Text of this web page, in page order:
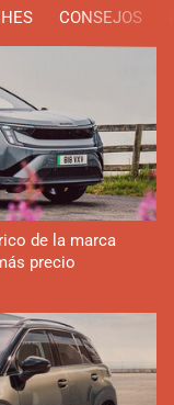
CONSEJOS
de la marca
precio